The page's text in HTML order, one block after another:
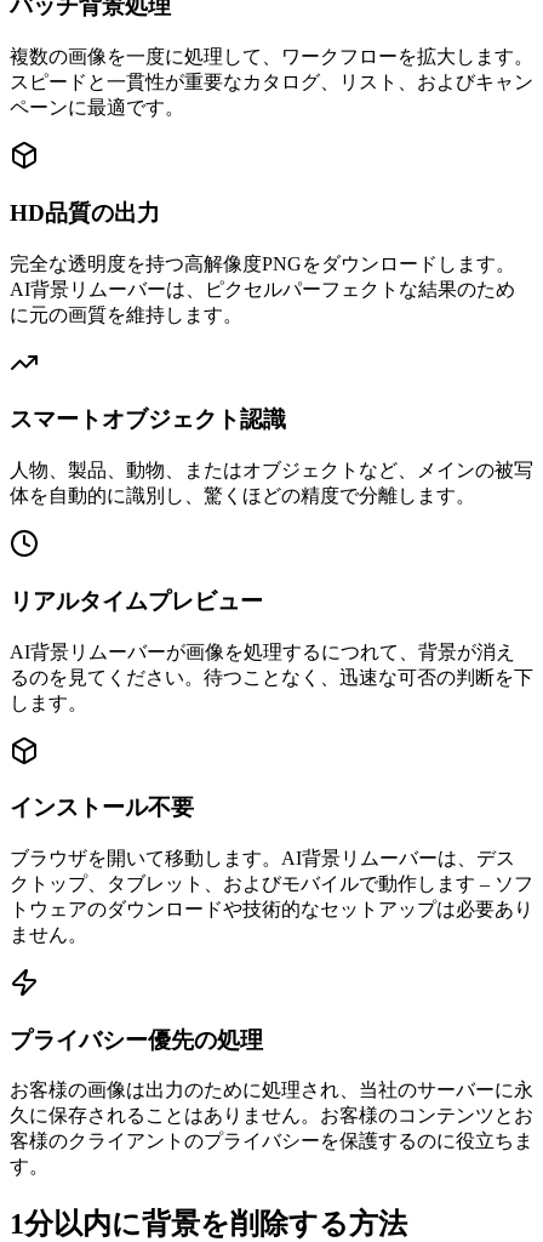
バッチ背景処理
複数の画像を一度に処理して、ワークフローを拡大します。
スピードと一貫性が重要なカタログ、リスト、およびキャン
ペーンに最適です。
HD品質の出力
完全な透明度を持つ高解像度PNGをダウンロードします。
AI背景リムーバーは、ピクセルパーフェクトな結果のため
に元の画質を維持します。
スマートオブジェクト認識
人物、製品、動物、またはオブジェクトなど、メインの被写
体を自動的に識別し、驚くほどの精度で分離します。
リアルタイムプレビュー
AI背景リムーバーが画像を処理するにつれて、背景が消え
るのを見てください。待つことなく、迅速な可否の判断を下
します。
インストール不要
ブラウザを開いて移動します。AI背景リムーバーは、デス
クトップ、タブレット、およびモバイルで動作します – ソフ
トウェアのダウンロードや技術的なセットアップは必要あり
ません。
プライバシー優先の処理
お客様の画像は出力のために処理され、当社のサーバーに永
久に保存されることはありません。お客様のコンテンツとお
客様のクライアントのプライバシーを保護するのに役立ちま
す。
1分以内に背景を削除する方法